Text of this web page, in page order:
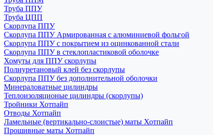
Труба ППУ
Труба ЦПП
Скорлупа ППУ
Скорлупа ППУ Армированная с алюминиевой фольгой
Скорлупа ППУ с покрытием из оцинкованной стали
Скорлупа ППУ в стеклопластиковой оболочке
Хомуты для ППУ скорлупы
Полиуретановый клей без скорлупы
Скорлупа ППУ без дополнительной оболочки
Минераловатные цилиндры
Теплоизоляционые цилиндры (скорлупы)
Тройники Хотпайп
Отводы Хотпайп
Ламельные (вертикально-слоистые) маты Хотпайп
Прошивные маты Хотпайп